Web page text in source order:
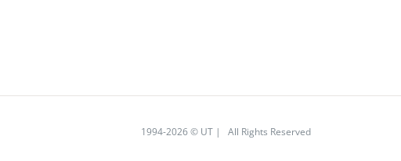
1994-2026 © UT | All Rights Reserved